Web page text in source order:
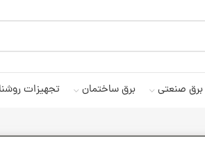
برق صنعتی برق ساختمان تجهیزات